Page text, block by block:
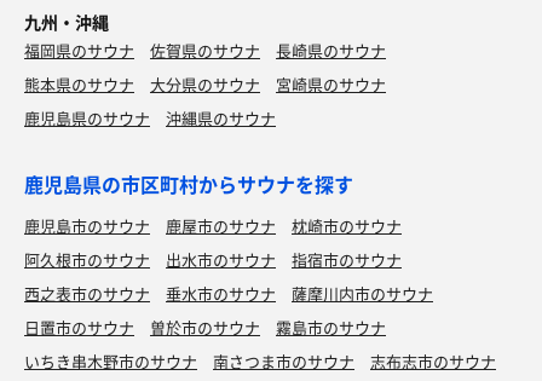
九州・沖縄
福岡県のサウナ 佐賀県のサウナ
長崎県のサウナ
熊本県のサウナ
大分県のサウナ
宮崎県のサウナ
鹿児島県のサウナ
沖縄県のサウナ
鹿児島県の市区町村からサウナを探す
鹿児島市のサウナ 鹿屋市のサウナ
枕崎市のサウナ
阿久根市のサウナ
出水市のサウナ
指宿市のサウナ
西之表市のサウナ
垂水市のサウナ
薩摩川内市のサウナ
日置市のサウナ
曽於市のサウナ
霧島市のサウナ
いちき串木野市のサウナ
南さつま市のサウナ
志布志市のサウナ